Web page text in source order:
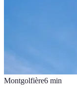
Montgolfière6 min